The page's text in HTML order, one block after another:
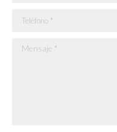
Teléfono *
Mensaje *